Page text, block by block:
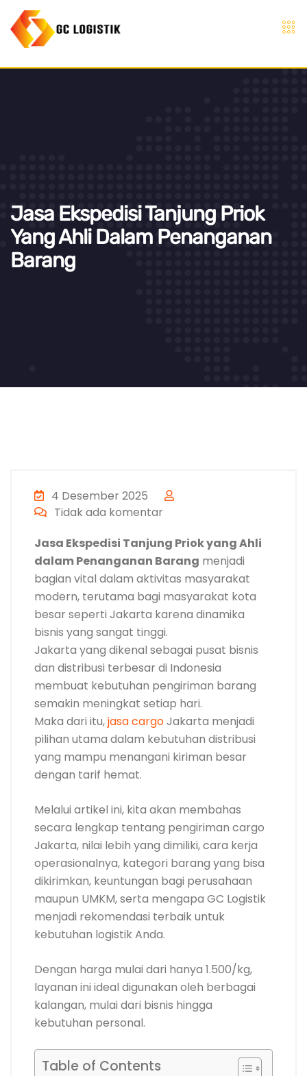
Jasa Ekspedisi Tanjung Priok
Yang Ahli Dalam Penanganan
Barang
4 Desember 2025
Tidak ada komentar
Jasa Ekspedisi Tanjung Priok yang Ahli
dalam Penanganan Barang menjadi
bagian vital dalam aktivitas masyarakat
modern, terutama bagi masyarakat kota
besar seperti Jakarta karena dinamika
bisnis yang sangat tinggi.
Jakarta yang dikenal sebagai pusat bisnis
dan distribusi terbesar di Indonesia
membuat kebutuhan pengiriman barang
semakin meningkat setiap hari.
Maka dari itu,jasa cargoJakarta menjadi
pilihan utama dalam kebutuhan distribusi
yang mampu menangani kiriman besar
dengan tarif hemat.
Melalui artikel ini, kita akan membahas
secara lengkap tentang pengiriman cargo
Jakarta, nilai lebih yang dimiliki, cara kerja
operasionalnya, kategori barang yang bisa
dikirimkan, keuntungan bagi perusahaan
maupun UMKM, serta mengapa GC Logistik
menjadi rekomendasi terbaik untuk
kebutuhan logistik Anda.
Dengan harga mulai dari hanya 1.500/kg,
layanan ini ideal digunakan oleh berbagai
kalangan, mulai dari bisnis hingga
kebutuhan personal.
Table of Contents